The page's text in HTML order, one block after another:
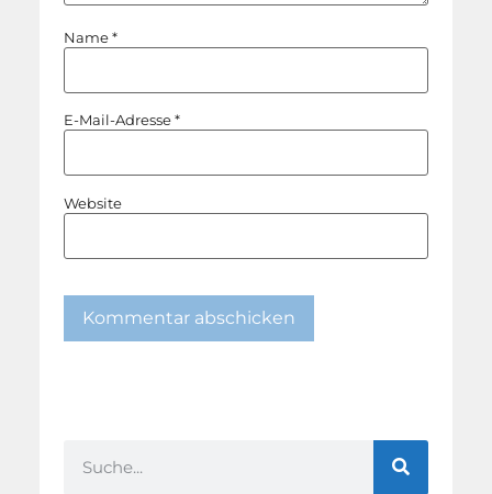
Name*
E-Mail-Adresse*
Website